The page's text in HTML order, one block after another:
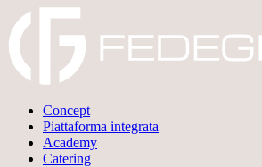
Concept
Piattaforma integrata
Academy
Catering